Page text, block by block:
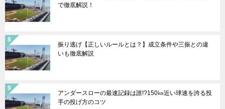
で徹底解説！
振り逃げ【正しいルールとは？】成立条件や三振との違
いも徹底解説
アンダースローの最速記録は誰!?150㎞近い球速を誇る投
手の投げ方のコツ